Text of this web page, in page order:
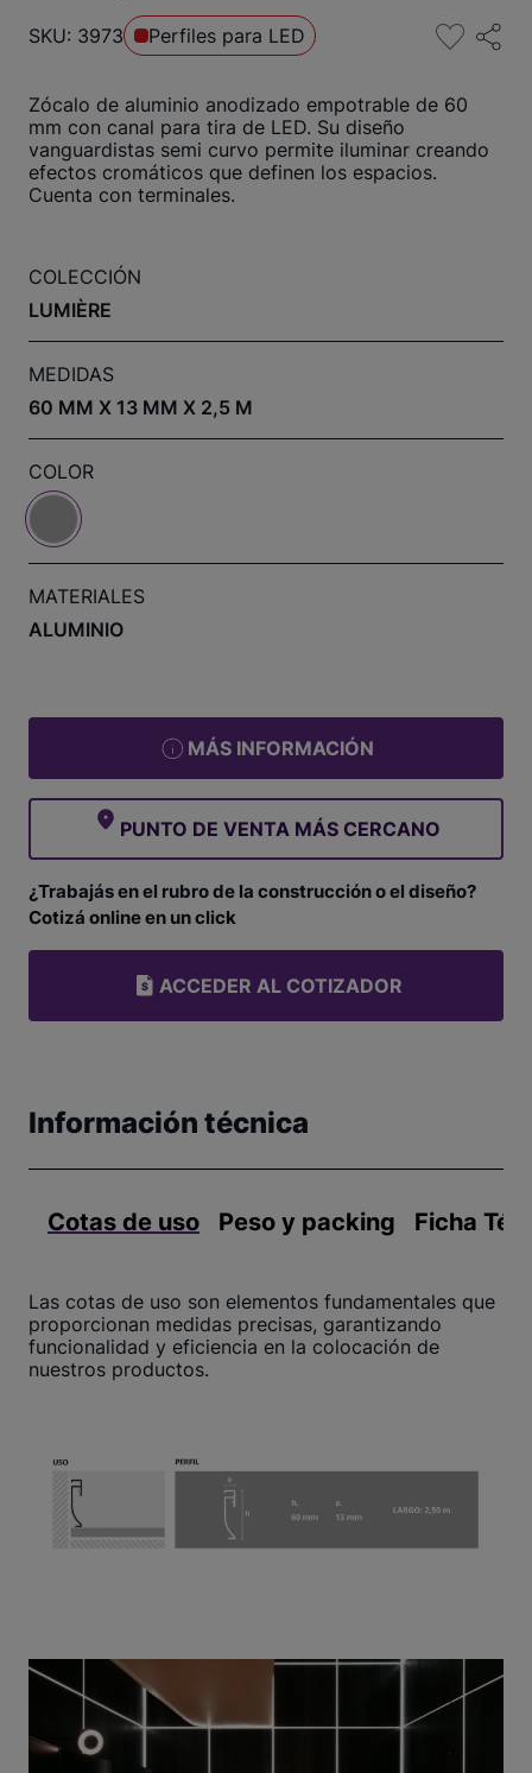
SKU: 3973 Perfiles para LED
Zócalo de aluminio anodizado empotrable de 60
mm con canal para tira de LED. Su diseño
vanguardistas semi curvo permite iluminar creando
efectos cromáticos que definen los espacios.
Cuenta con terminales.
COLECCIÓN
LUMIÈRE
MEDIDAS
60 MM X 13 MM X 2,5 M
COLOR
MATERIALES
ALUMINIO
MÁS INFORMACIÓN
PUNTO DE VENTA MÁS CERCANO
¿Trabajás en el rubro de la construcción o el diseño?
Cotizá online en un click
ACCEDER AL COTIZADOR
Información técnica
Cotas de uso Peso y packing Ficha
Las cotas de uso son elementos fundamentales que
proporcionan medidas precisas, garantizando
funcionalidad y eficiencia en la colocación de
nuestros productos.